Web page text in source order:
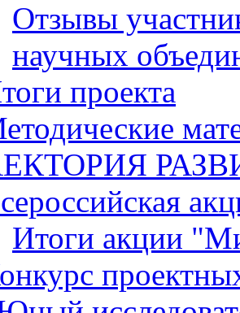
Отзывы
научных
проекта
Итоги акции